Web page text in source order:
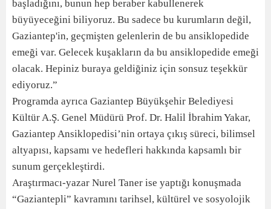
başladığını, bunun hep beraber kabullenerek
büyüyeceğini biliyoruz. Bu sadece bu kurumların değil,
Gaziantep'in, geçmişten gelenlerin de bu ansiklopedide
emeği var. Gelecek kuşakların da bu ansiklopedide emeği
olacak. Hepiniz buraya geldiğiniz için sonsuz teşekkür
ediyoruz.”
Programda ayrıca Gaziantep Büyükşehir Belediyesi
Kültür A.Ş. Genel Müdürü Prof. Dr. Halil İbrahim Yakar,
Gaziantep Ansiklopedisi’nin ortaya çıkış süreci, bilimsel
altyapısı, kapsamı ve hedefleri hakkında kapsamlı bir
sunum gerçekleştirdi.
Araştırmacı-yazar Nurel Taner ise yaptığı konuşmada
“Gaziantepli” kavramını tarihsel, kültürel ve sosyolojik